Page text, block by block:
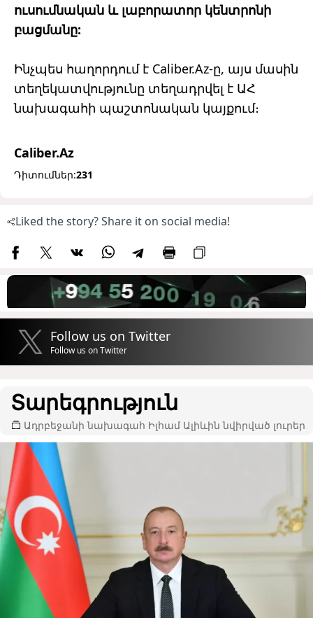
ուսումնական և լաբորատոր կենտրոնի
բացմանը:
Ինչպես հաղորդում է Caliber.Az-ը, այս մասին
տեղեկատվությունը տեղադրվել է ԱՀ
նախագահի պաշտոնական կայքում։
Caliber.Az
Դիտումներ:231
Liked the story? Share it on social media!
Follow us on Twitter
Follow us on Twitter
Տարեգրություն
Ադրբեջանի նախագահ Իլհամ Ալիևին նվիրված լուրեր